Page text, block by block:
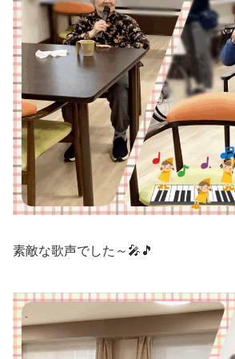
素敵な歌声でした～🎤🎵